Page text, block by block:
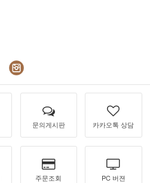
문의게시판 카카오톡 상담
주문조회 PC 버젼